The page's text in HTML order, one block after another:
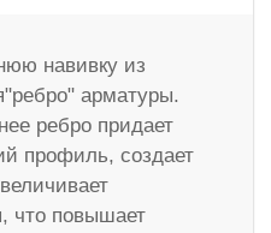
навивку из
арматуры.
ребро придает
профиль, создает
что повышает